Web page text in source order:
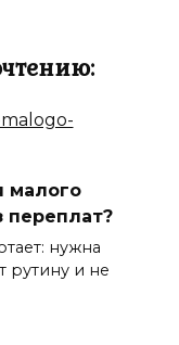
малого
переплат?
нужна
рутину и не